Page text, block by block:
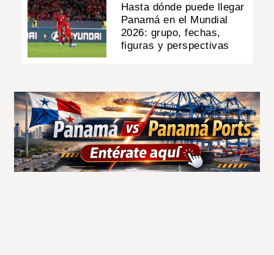
Hasta dónde puede llegar
Panamá en el Mundial
2026: grupo, fechas,
figuras y perspectivas